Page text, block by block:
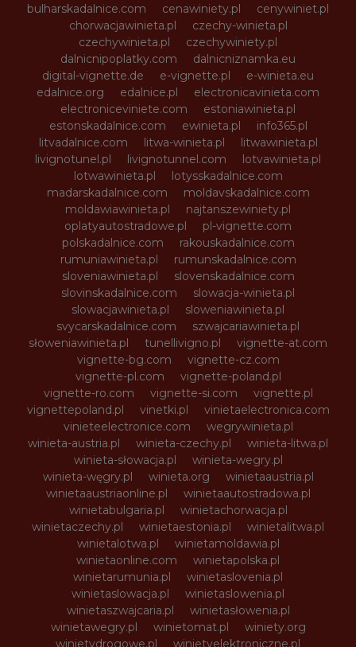
bulharskadalnice.com
cenawiniety.pl
cenywiniet.pl
chorwacjawinieta.pl
czechy-winieta.pl
czechywinieta.pl
czechywiniety.pl
dalnicnipoplatky.com
dalnicniznamka.eu
digital-vignette.de
e-vignette.pl
e-winieta.eu
edalnice.org
edalnice.pl
electronicavinieta.com
electroniceviniete.com
estoniawinieta.pl
estonskadalnice.com
ewinieta.pl
info365.pl
litvadalnice.com
litwa-winieta.pl
litwawinieta.pl
livignotunel.pl
livignotunnel.com
lotvawinieta.pl
lotwawinieta.pl
lotysskadalnice.com
madarskadalnice.com
moldavskadalnice.com
moldawiawinieta.pl
najtanszewiniety.pl
oplatyautostradowe.pl
pl-vignette.com
polskadalnice.com
rakouskadalnice.com
rumuniawinieta.pl
rumunskadalnice.com
sloveniawinieta.pl
slovenskadalnice.com
slovinskadalnice.com
slowacja-winieta.pl
slowacjawinieta.pl
sloweniawinieta.pl
svycarskadalnice.com
szwajcariawinieta.pl
słoweniawinieta.pl
tunellivigno.pl
vignette-at.com
vignette-bg.com
vignette-cz.com
vignette-pl.com
vignette-poland.pl
vignette-ro.com
vignette-si.com
vignette.pl
vignettepoland.pl
vinetki.pl
vinietaelectronica.com
vinieteelectronice.com
wegrywinieta.pl
winieta-austria.pl
winieta-czechy.pl
winieta-litwa.pl
winieta-słowacja.pl
winieta-wegry.pl
winieta-węgry.pl
winieta.org
winietaaustria.pl
winietaaustriaonline.pl
winietaautostradowa.pl
winietabulgaria.pl
winietachorwacja.pl
winietaczechy.pl
winietaestonia.pl
winietalitwa.pl
winietalotwa.pl
winietamoldawia.pl
winietaonline.com
winietapolska.pl
winietarumunia.pl
winietaslovenia.pl
winietaslowacja.pl
winietaslowenia.pl
winietaszwajcaria.pl
winietasłowenia.pl
winietawegry.pl
winietomat.pl
winiety.org
winietydrogowe.pl
winietyelektroniczne.pl